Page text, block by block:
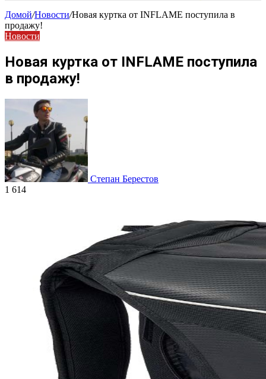
Домой/Новости/Новая куртка от INFLAME поступила в
продажу!
Новости
Новая куртка от INFLAME поступила
в продажу!
Степан Берестов
1 614